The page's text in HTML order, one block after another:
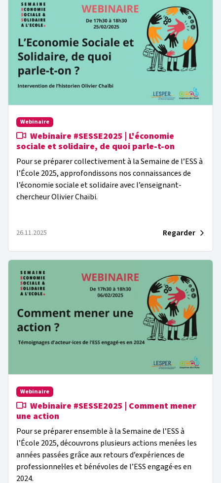
Webinaire
Webinaire #SESSE2025 | L'économie
sociale et solidaire, de quoi parle-t-on
Pour se préparer collectivement à la Semaine de l’ESS à
l’École 2025, approfondissons nos connaissances de
l’économie sociale et solidaire avec l’enseignant-
chercheur Olivier Chaïbi.
26.11.2025 Regarder
Webinaire
Webinaire #SESSE2025 | Comment mener
une action
Pour se préparer ensemble à la Semaine de l’ESS à
l’École 2025, découvrons plusieurs actions menées les
années passées grâce aux retours d’expériences de
professionnel·les et bénévoles de l’ESS engagé·es en
2024.